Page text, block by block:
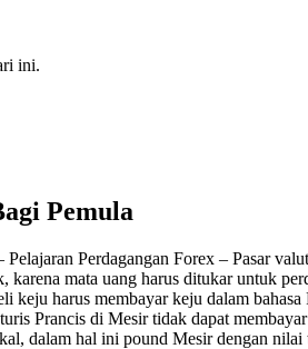
ini.
Pemula
Pelajaran Perdagangan Forex – Pasar
karena mata uang harus ditukar untuk
keju harus membayar keju dalam
Prancis di Mesir tidak dapat
dalam hal ini pound Mesir dengan nilai